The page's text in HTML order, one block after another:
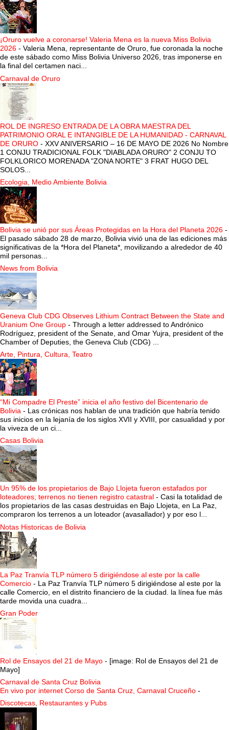
¡Oruro vuelve a coronarse! Valeria Mena es la nueva Miss Bolivia
2026 - Valeria Mena, representante de Oruro, fue coronada la noche
de este sábado como Miss Bolivia Universo 2026, tras imponerse en
la final del certamen naci...
Carnaval de Oruro
ROL DE INGRESO ENTRADA DE LA OBRA MAESTRA DEL
PATRIMONIO ORAL E INTANGIBLE DE LA HUMANIDAD - CARNAVAL
DE ORURO - XXV ANIVERSARIO – 16 DE MAYO DE 2026 No Nombre
1 CONJU TRADICIONAL FOLK "DIABLADA ORURO" 2 CONJU TO
FOLKLORICO MORENADA "ZONA NORTE" 3 FRAT HUGO DEL
SOLOS...
Ecologia, Medio Ambiente Bolivia
Bolivia se unió por sus Áreas Protegidas en la Hora del Planeta 2026 -
El pasado sábado 28 de marzo, Bolivia vivió una de las ediciones más
significativas de la *Hora del Planeta*, movilizando a alrededor de 40
mil personas...
News from Bolivia
Geneva Club CDG Observes Lithium Contract Between the State and
Uranium One Group - Through a letter addressed to Andrónico
Rodríguez, president of the Senate, and Omar Yujra, president of the
Chamber of Deputies, the Geneva Club (CDG) ...
Arte, Pintura, Cultura, Teatro
“Mi Compadre El Preste” inicia el año festivo del Bicentenario de
Bolivia - Las crónicas nos hablan de una tradición que habría tenido
sus inicios en la lejanía de los siglos XVII y XVIII, por casualidad y por
la viveza de un ci...
Casas Bolivia
Un 95% de los propietarios de Bajo Llojeta fueron estafados por
loteadores; terrenos no tienen registro catastral - Casi la totalidad de
los propietarios de las casas destruidas en Bajo Llojeta, en La Paz,
compraron los terrenos a un loteador (avasallador) y por eso l...
Notas Historicas de Bolivia
La Paz Tranvía TLP número 5 dirigiéndose al este por la calle
Comercio - La Paz Tranvía TLP número 5 dirigiéndose al este por la
calle Comercio, en el distrito financiero de la ciudad. la línea fue más
tarde movida una cuadra...
Gran Poder
Rol de Ensayos del 21 de Mayo - [image: Rol de Ensayos del 21 de
Mayo]
Carnaval de Santa Cruz Bolivia
En vivo por internet Corso de Santa Cruz, Carnaval Cruceño -
Discotecas, Restaurantes y Pubs